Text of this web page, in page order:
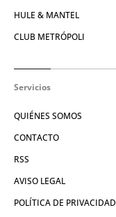
HULE & MANTEL
CLUB METRÓPOLI
Servicios
QUIÉNES SOMOS
CONTACTO
RSS
AVISO LEGAL
POLÍTICA DE PRIVACIDAD